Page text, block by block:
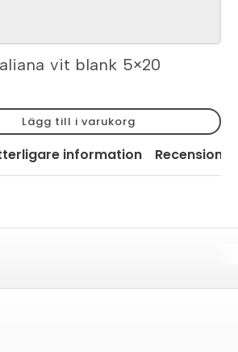
vit blank 5×20
Lägg till i varukorg
information